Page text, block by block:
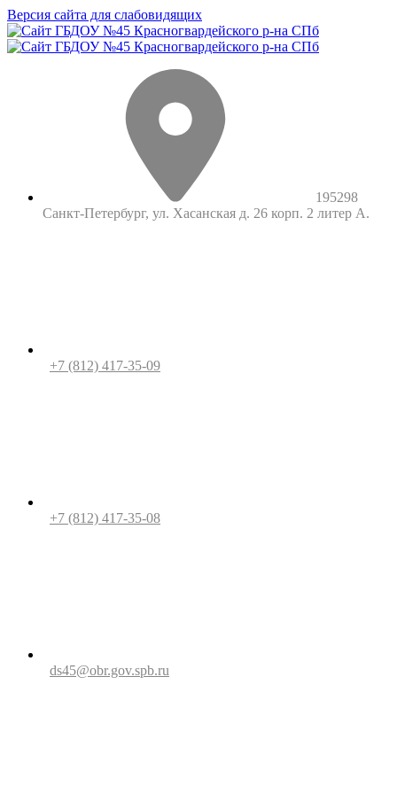
Версия сайта для слабовидящих
195298
Санкт-Петербург, ул. Хасанская д. 26 корп. 2 литер А.
+7 (812) 417-35-09
+7 (812) 417-35-08
ds45@obr.gov.spb.ru